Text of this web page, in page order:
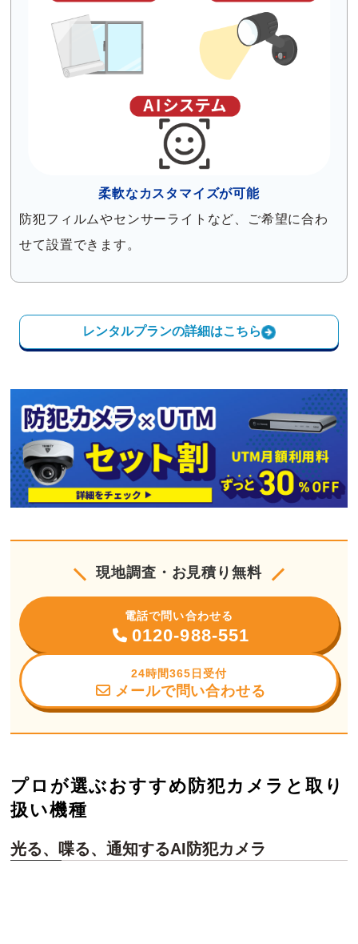
柔軟なカスタマイズが可能
防犯フィルムやセンサーライトなど、ご希望に合わ
せて設置できます。
レンタルプランの詳細はこちら
現地調査・お見積り無料
電話で問い合わせる
0120-988-551
24時間365日受付
メールで問い合わせる
プロが選ぶおすすめ防犯カメラと取り
扱い機種
光る、喋る、通知するAI防犯カメラ